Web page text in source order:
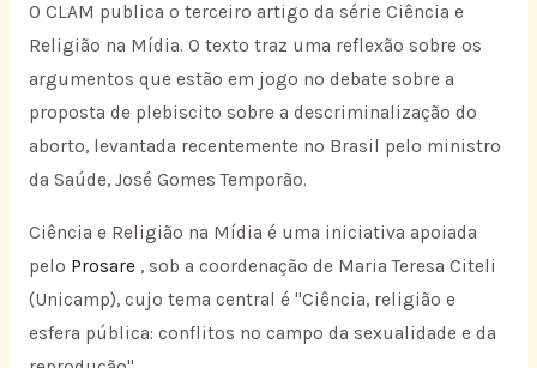
O CLAM publica o terceiro artigo da série Ciência e
Religião na Mídia. O texto traz uma reflexão sobre os
argumentos que estão em jogo no debate sobre a
proposta de plebiscito sobre a descriminalização do
aborto, levantada recentemente no Brasil pelo ministro
da Saúde, José Gomes Temporão.
Ciência e Religião na Mídia é uma iniciativa apoiada
pelo Prosare , sob a coordenação de Maria Teresa Citeli
(Unicamp), cujo tema central é "Ciência, religião e
esfera pública: conflitos no campo da sexualidade e da